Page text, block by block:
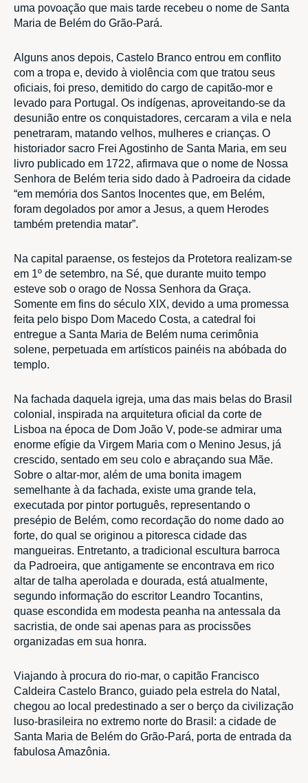
uma povoação que mais tarde recebeu o nome de Santa
Maria de Belém do Grão-Pará.
Alguns anos depois, Castelo Branco entrou em conflito
com a tropa e, devido à violência com que tratou seus
oficiais, foi preso, demitido do cargo de capitão-mor e
levado para Portugal. Os indígenas, aproveitando-se da
desunião entre os conquistadores, cercaram a vila e nela
penetraram, matando velhos, mulheres e crianças. O
historiador sacro Frei Agostinho de Santa Maria, em seu
livro publicado em 1722, afirmava que o nome de Nossa
Senhora de Belém teria sido dado à Padroeira da cidade
“em memória dos Santos Inocentes que, em Belém,
foram degolados por amor a Jesus, a quem Herodes
também pretendia matar”.
Na capital paraense, os festejos da Protetora realizam-se
em 1º de setembro, na Sé, que durante muito tempo
esteve sob o orago de Nossa Senhora da Graça.
Somente em fins do século XIX, devido a uma promessa
feita pelo bispo Dom Macedo Costa, a catedral foi
entregue a Santa Maria de Belém numa cerimônia
solene, perpetuada em artísticos painéis na abóbada do
templo.
Na fachada daquela igreja, uma das mais belas do Brasil
colonial, inspirada na arquitetura oficial da corte de
Lisboa na época de Dom João V, pode-se admirar uma
enorme efígie da Virgem Maria com o Menino Jesus, já
crescido, sentado em seu colo e abraçando sua Mãe.
Sobre o altar-mor, além de uma bonita imagem
semelhante à da fachada, existe uma grande tela,
executada por pintor português, representando o
presépio de Belém, como recordação do nome dado ao
forte, do qual se originou a pitoresca cidade das
mangueiras. Entretanto, a tradicional escultura barroca
da Padroeira, que antigamente se encontrava em rico
altar de talha aperolada e dourada, está atualmente,
segundo informação do escritor Leandro Tocantins,
quase escondida em modesta peanha na antessala da
sacristia, de onde sai apenas para as procissões
organizadas em sua honra.
Viajando à procura do rio-mar, o capitão Francisco
Caldeira Castelo Branco, guiado pela estrela do Natal,
chegou ao local predestinado a ser o berço da civilização
luso-brasileira no extremo norte do Brasil: a cidade de
Santa Maria de Belém do Grão-Pará, porta de entrada da
fabulosa Amazônia.